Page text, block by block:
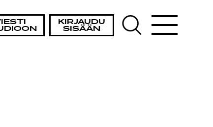
KIRJAUDU
SISÄÄN